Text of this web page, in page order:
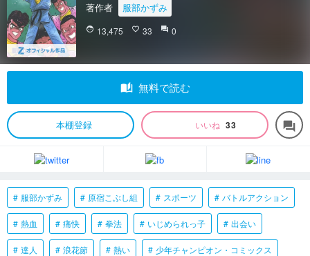
著作者 服部かずみ
face 13,475 favorite_border 33 question_answer 0
auto_stories 無料で読む
本棚登録 いいね 33 forum
服部かずみ 原宿こぶし組 スポーツ バトルアクション
熱血 痛快 拳法 いじめられっ子 出会い
達人 浪花節 熱い 少年チャンピオン・コミックス